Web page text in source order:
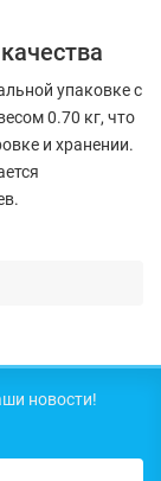
упаковке с
0.70 кг, что
и хранении.
новости!